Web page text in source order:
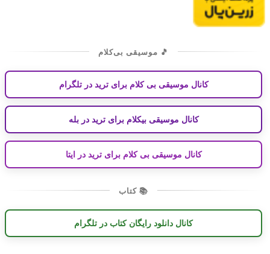
🎵 موسیقی بی‌کلام
کانال موسیقی بی کلام برای ترید در تلگرام
کانال موسیقی بیکلام برای ترید در بله
کانال موسیقی بی کلام برای ترید در ایتا
📚 کتاب
کانال دانلود رایگان کتاب در تلگرام